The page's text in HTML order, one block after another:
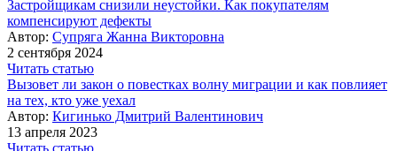
Застройщикам снизили неустойки. Как покупателям
компенсируют дефекты
Автор: Супряга Жанна Викторовна
2 сентября 2024
Читать статью
Вызовет ли закон о повестках волну миграции и как повлияет
на тех, кто уже уехал
Автор: Кигинько Дмитрий Валентинович
13 апреля 2023